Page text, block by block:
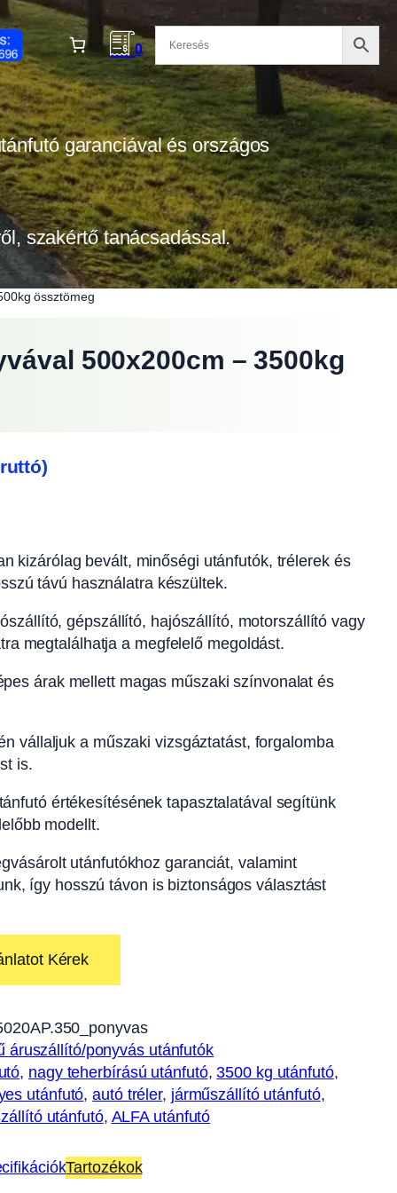
0
garanciával és országos
szakértő tanácsadással.
össztömeg
500x200cm – 3500kg
kizárólag bevált, minőségi utánfutók, trélerek és
távú használatra készültek.
gépszállító, hajószállító, motorszállító vagy
megtalálhatja a megfelelő megoldást.
árak mellett magas műszaki színvonalat és
vállaljuk a műszaki vizsgáztatást, forgalomba
is.
értékesítésének tapasztalatával segítünk
modellt.
utánfutókhoz garanciát, valamint
így hosszú távon is biztonságos választást
Kérek
áruszállító/ponyvás utánfutók
, nagy teherbírású utánfutó, 3500 kg utánfutó
utánfutó, autó tréler, járműszállító utánfutó
utánfutó, ALFA utánfutó
Tartozékok